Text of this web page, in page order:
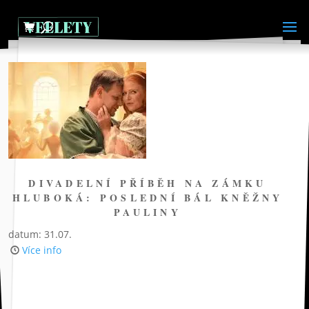
DIVADELNÍ PŘÍBĚH NA ZÁMKU
HLUBOKÁ: POSLEDNÍ BÁL KNĚŽNY
PAULINY
datum: 31.07.
Více info